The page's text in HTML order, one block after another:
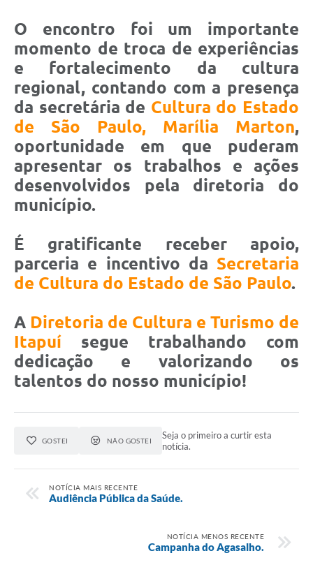
O encontro foi um importante
momento de troca de experiências
e fortalecimento da cultura
regional, contando com a presença
da secretária de Cultura do Estado
de São Paulo, Marília Marton,
oportunidade em que puderam
apresentar os trabalhos e ações
desenvolvidos pela diretoria do
município.
É gratificante receber apoio,
parceria e incentivo da Secretaria
de Cultura do Estado de São Paulo.
A Diretoria de Cultura e Turismo de
Itapuí segue trabalhando com
dedicação e valorizando os
talentos do nosso município!
GOSTEI NÃO GOSTEI
Seja o primeiro a curtir esta
notícia.
NOTÍCIA MAIS RECENTE
Audiência Pública da Saúde.
NOTÍCIA MENOS RECENTE
Campanha do Agasalho.